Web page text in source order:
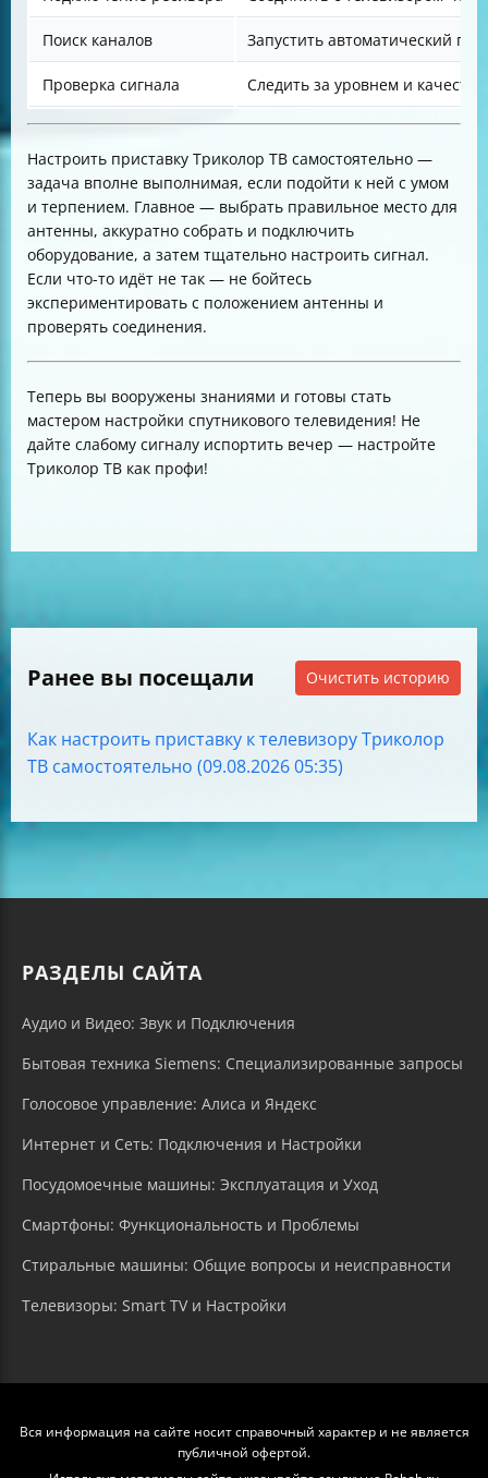
Поиск каналов Запустить автоматический
Проверка сигнала Следить за уровнем и
Настроить приставку Триколор ТВ самостоятельно —
задача вполне выполнимая, если подойти к ней с умом
и терпением. Главное — выбрать правильное место для
антенны, аккуратно собрать и подключить
оборудование, а затем тщательно настроить сигнал.
Если что-то идёт не так — не бойтесь
экспериментировать с положением антенны и
проверять соединения.
Теперь вы вооружены знаниями и готовы стать
мастером настройки спутникового телевидения! Не
дайте слабому сигналу испортить вечер — настройте
Триколор ТВ как профи!
Ранее вы посещали Очистить историю
Как настроить приставку к телевизору Триколор
ТВ самостоятельно (09.08.2026 05:35)
РАЗДЕЛЫ САЙТА
Аудио и Видео: Звук и Подключения
Бытовая техника Siemens: Специализированные запросы
Голосовое управление: Алиса и Яндекс
Интернет и Сеть: Подключения и Настройки
Посудомоечные машины: Эксплуатация и Уход
Смартфоны: Функциональность и Проблемы
Стиральные машины: Общие вопросы и неисправности
Телевизоры: Smart TV и Настройки
Вся информация на сайте носит справочный характер и не является
публичной офертой.